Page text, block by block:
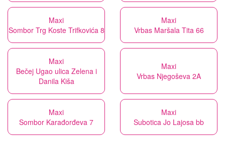
Maxi
Sombor Trg Koste Trifkovića 8
Maxi
Vrbas Maršala Tita 66
Maxi
Bečej Ugao ulica Zelena i
Danila Kiša
Maxi
Vrbas Njegoševa 2A
Maxi
Sombor Karađorđeva 7
Maxi
Subotica Jo Lajosa bb